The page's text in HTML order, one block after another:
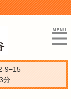
9−15
分